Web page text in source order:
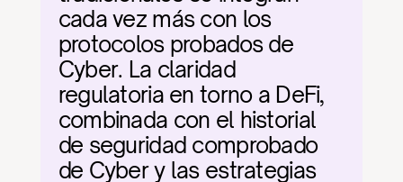
cada vez más con los
protocolos probados de
Cyber. La claridad
regulatoria en torno a DeFi,
combinada con el historial
de seguridad comprobado
de Cyber y las estrategias